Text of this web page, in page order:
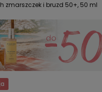
zmarszczek i bruzd 50+, 50 ml